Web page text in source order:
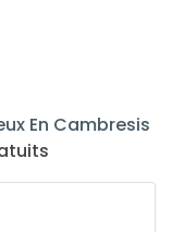
En Cambresis